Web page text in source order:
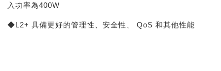
入功率為400W
◆L2+ 具備更好的管理性、安全性、 QoS 和其他性能